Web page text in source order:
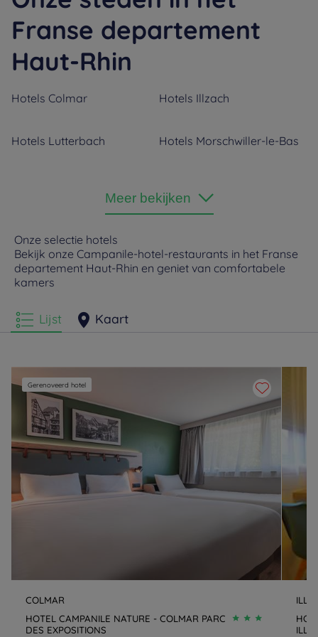
Franse departement
Haut-Rhin
Hotels Colmar Hotels Illzach
Hotels Lutterbach Hotels Morschwiller-le-Bas
Meer bekijken
Onze selectie hotels
Bekijk onze Campanile-hotel-restaurants in het Franse
departement Haut-Rhin en geniet van comfortabele
kamers
Lijst Kaart
Gerenoveerd hotel
COLMAR
HOTEL CAMPANILE NATURE - COLMAR PARC
DES EXPOSITIONS